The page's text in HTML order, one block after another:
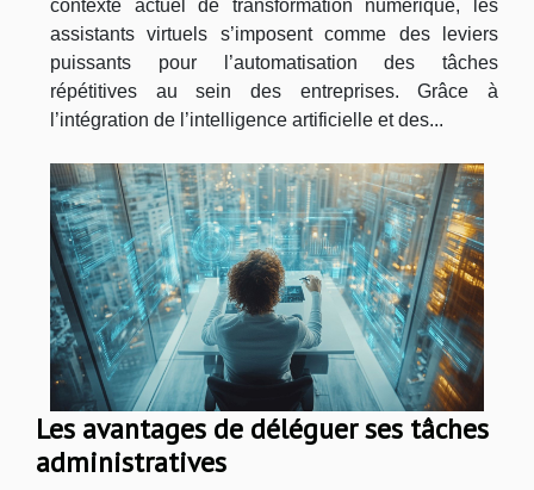
contexte actuel de transformation numérique, les
assistants virtuels s’imposent comme des leviers
puissants pour l’automatisation des tâches
répétitives au sein des entreprises. Grâce à
l’intégration de l’intelligence artificielle et des...
Les avantages de déléguer ses tâches
administratives